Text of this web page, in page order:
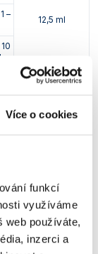
Více o cookies
funkcí
využíváme
web používáte,
inzerci a
12,5 ml
–